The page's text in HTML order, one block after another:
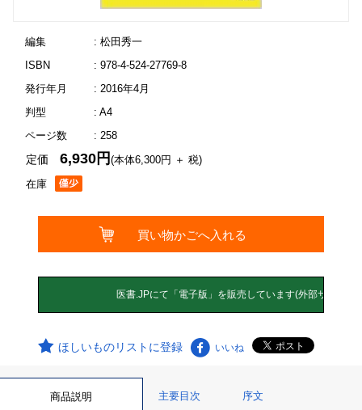
編集
: 松田秀一
ISBN
: 978-4-524-27769-8
発行年月
: 2016年4月
判型
: A4
ページ数
: 258
在庫
定価6,930円(本体6,300円 ＋ 税)
ほしいものリストに登録 いいね
商品説明 主要目次 序文